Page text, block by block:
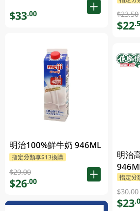
$33.00
明治100%鮮牛奶 946ML
指定分類享$13換購
$29.00
$26.00
$23.50
$22
明治
指定分
$30.00
$23